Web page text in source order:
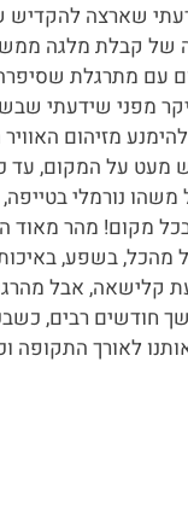
שארצה להקדיש
קבלת מלגה
עם מתרגלת
מפני שידעתי
להימנע מזיהום
מעט על המקום, עד
נורמלי
מקום! מהר מאוד
מהכל, בשפע,
קלישאה, אבל
רבים,
לאורך